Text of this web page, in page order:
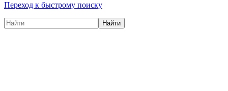
Переход к быстрому поиску
Найти